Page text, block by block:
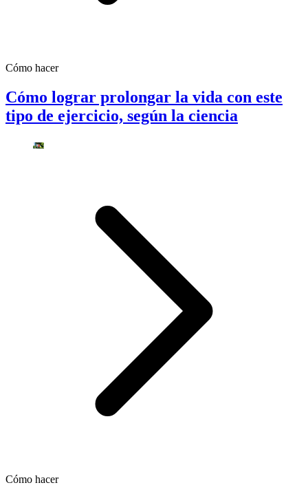
Cómo hacer
Cómo lograr prolongar la vida con este
tipo de ejercicio, según la ciencia
Cómo hacer